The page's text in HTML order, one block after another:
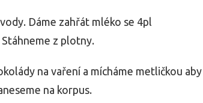
Dáme zahřát mléko se 4pl
z plotny.
na vaření a mícháme metličkou aby
na korpus.